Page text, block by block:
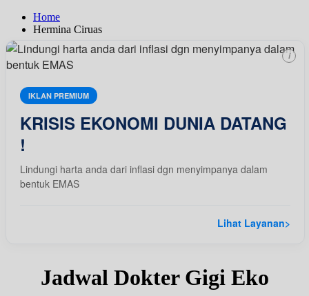
Home
Hermina Ciruas
IKLAN PREMIUM
KRISIS EKONOMI DUNIA DATANG
!
Lindungi harta anda dari inflasi dgn menyimpanya dalam
bentuk EMAS
Lihat Layanan>
i
Jadwal Dokter Gigi Eko